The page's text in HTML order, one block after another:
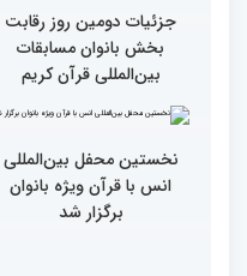
گزارش تصویری دومین روز
رقابت بخش برادران
بین‌المللی قرآن کریم(بخش
سوم)